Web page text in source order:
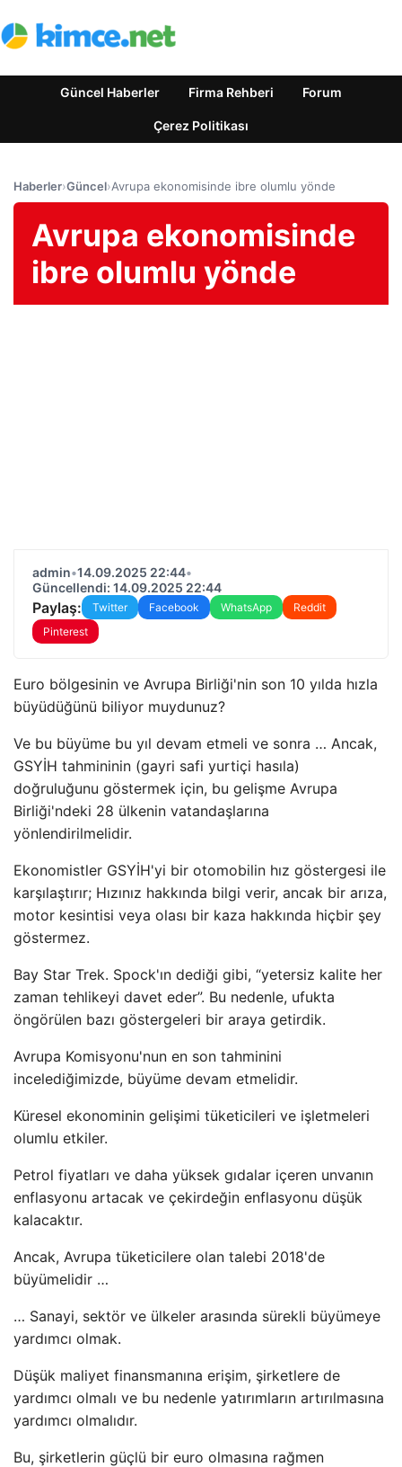
Güncel Haberler Firma Rehberi Forum
Çerez Politikası
Haberler›Güncel›Avrupa ekonomisinde ibre olumlu yönde
Avrupa ekonomisinde
ibre olumlu yönde
admin•14.09.2025 22:44•
Güncellendi: 14.09.2025 22:44
Paylaş: Twitter Facebook WhatsApp
Reddit
Pinterest
Euro bölgesinin ve Avrupa Birliği'nin son 10 yılda hızla
büyüdüğünü biliyor muydunuz?
Ve bu büyüme bu yıl devam etmeli ve sonra … Ancak,
GSYİH tahmininin (gayri safi yurtiçi hasıla)
doğruluğunu göstermek için, bu gelişme Avrupa
Birliği'ndeki 28 ülkenin vatandaşlarına
yönlendirilmelidir.
Ekonomistler GSYİH'yi bir otomobilin hız göstergesi ile
karşılaştırır; Hızınız hakkında bilgi verir, ancak bir arıza,
motor kesintisi veya olası bir kaza hakkında hiçbir şey
göstermez.
Bay Star Trek. Spock'ın dediği gibi, “yetersiz kalite her
zaman tehlikeyi davet eder”. Bu nedenle, ufukta
öngörülen bazı göstergeleri bir araya getirdik.
Avrupa Komisyonu'nun en son tahminini
incelediğimizde, büyüme devam etmelidir.
Küresel ekonominin gelişimi tüketicileri ve işletmeleri
olumlu etkiler.
Petrol fiyatları ve daha yüksek gıdalar içeren unvanın
enflasyonu artacak ve çekirdeğin enflasyonu düşük
kalacaktır.
Ancak, Avrupa tüketicilere olan talebi 2018'de
büyümelidir …
… Sanayi, sektör ve ülkeler arasında sürekli büyümeye
yardımcı olmak.
Düşük maliyet finansmanına erişim, şirketlere de
yardımcı olmalı ve bu nedenle yatırımların artırılmasına
yardımcı olmalıdır.
Bu, şirketlerin güçlü bir euro olmasına rağmen